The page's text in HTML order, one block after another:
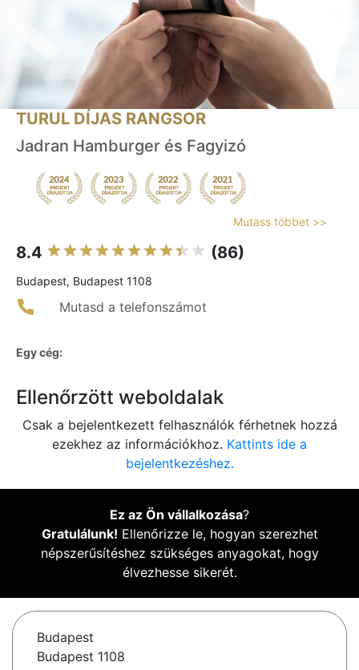
TURUL DÍJAS RANGSOR
Jadran Hamburger és Fagyizó
Mutass többet >>
8.4 (86)
Budapest, Budapest 1108
Mutasd a telefonszámot
Egy cég:
Ellenőrzött weboldalak
Csak a bejelentkezett felhasználók férhetnek hozzá
ezekhez az információkhoz. Kattints ide a
bejelentkezéshez.
Ez az Ön vállalkozása?
Gratulálunk! Ellenőrizze le, hogyan szerezhet
népszerűsítéshez szükséges anyagokat, hogy
élvezhesse sikerét.
Budapest
Budapest 1108